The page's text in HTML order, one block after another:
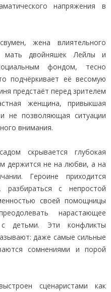
напряжения в
жена влиятельного
мать двойняшек Лейлы и
фондом, тесно
подчёркивает её весомую
предстаёт перед зрителем
женщина, привыкшая
не позволяющая ситуации
внимания.
скрывается глубокая
держится не на любви, а на
Героине приходится
с непростой
своей помощницы
нарастающее
детьми. Эти конфликты
даже самые сильные
сомнениями и порой
сценаристами как